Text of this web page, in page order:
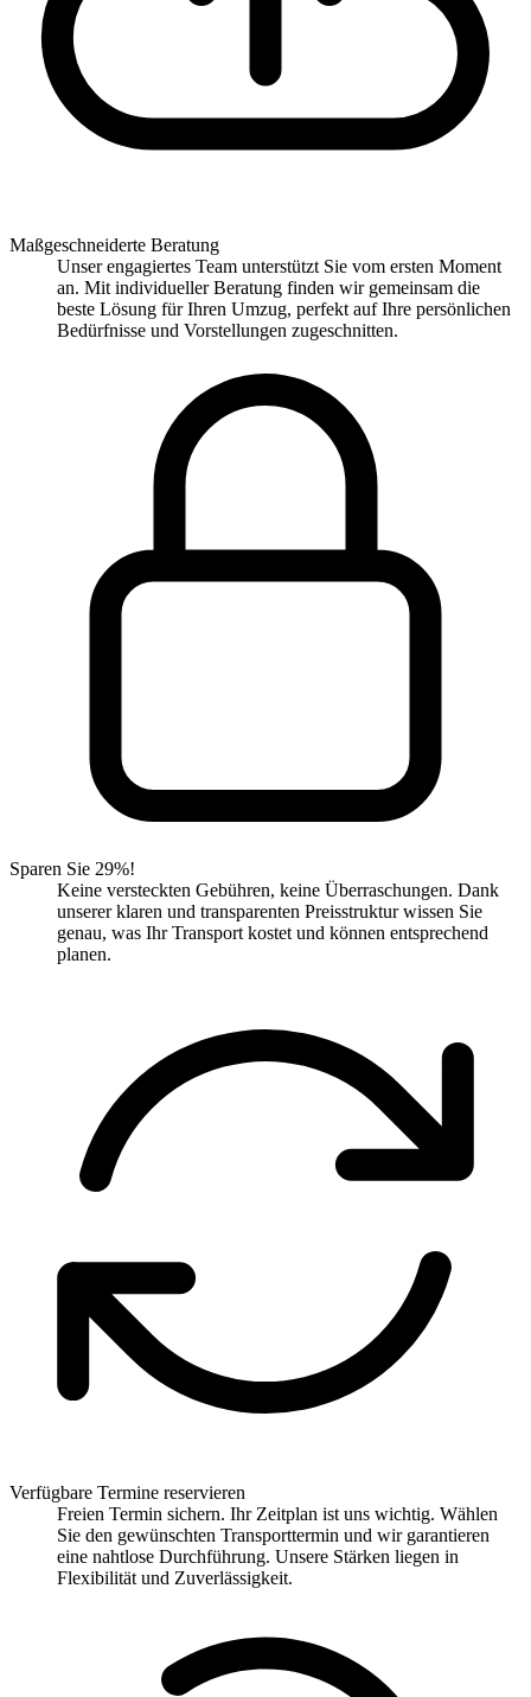
Maßgeschneiderte Beratung
Unser engagiertes Team unterstützt Sie vom ersten Moment
an. Mit individueller Beratung finden wir gemeinsam die
beste Lösung für Ihren Umzug, perfekt auf Ihre persönlichen
Bedürfnisse und Vorstellungen zugeschnitten.
Sparen Sie 29%!
Keine versteckten Gebühren, keine Überraschungen. Dank
unserer klaren und transparenten Preisstruktur wissen Sie
genau, was Ihr Transport kostet und können entsprechend
planen.
Verfügbare Termine reservieren
Freien Termin sichern. Ihr Zeitplan ist uns wichtig. Wählen
Sie den gewünschten Transporttermin und wir garantieren
eine nahtlose Durchführung. Unsere Stärken liegen in
Flexibilität und Zuverlässigkeit.